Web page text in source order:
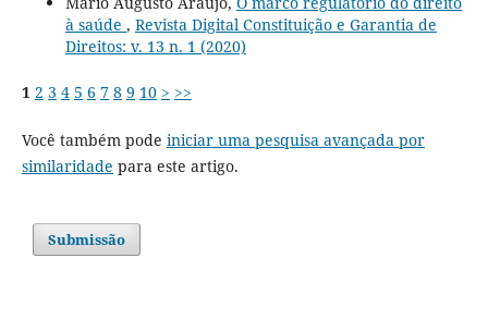
à saúde , Revista Digital Constituição e Garantia de
Direitos: v. 13 n. 1 (2020)
1 2 3 4 5 6 7 8 9 10 > >>
Você também pode iniciar uma pesquisa avançada por
similaridade para este artigo.
Submissão